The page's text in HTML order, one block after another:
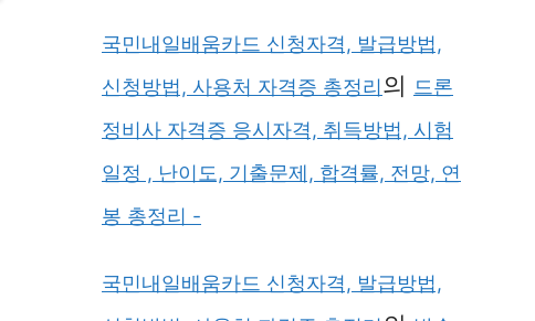
국민내일배움카드 신청자격, 발급방법,
신청방법, 사용처 자격증 총정리의 드론
정비사 자격증 응시자격, 취득방법, 시험
일정 , 난이도, 기출문제, 합격률, 전망, 연
봉 총정리 -
국민내일배움카드 신청자격, 발급방법,